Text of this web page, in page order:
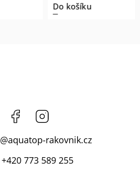
Do košíku
Facebook
@aquatop-rakovnik.cz
+420 773 589 255